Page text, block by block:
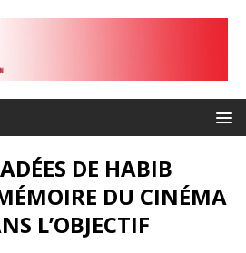
DE HABIB
DU CINÉMA
L’OBJECTIF